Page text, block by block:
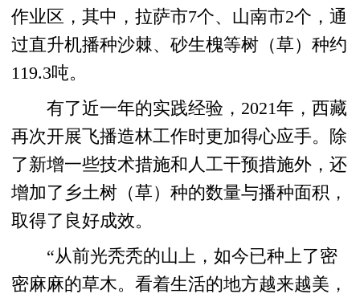
作业区，其中，拉萨市7个、山南市2个，通
过直升机播种沙棘、砂生槐等树（草）种约
119.3吨。
有了近一年的实践经验，2021年，西藏
再次开展飞播造林工作时更加得心应手。除
了新增一些技术措施和人工干预措施外，还
增加了乡土树（草）种的数量与播种面积，
取得了良好成效。
“从前光秃秃的山上，如今已种上了密
密麻麻的草木。看着生活的地方越来越美，